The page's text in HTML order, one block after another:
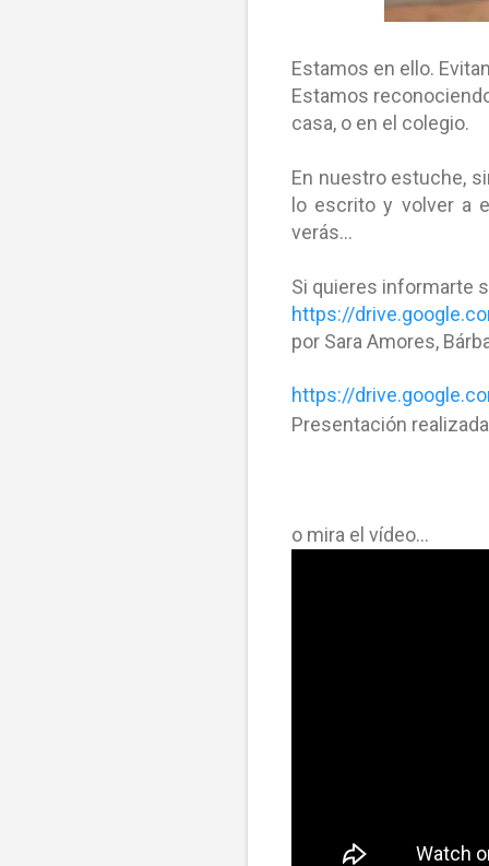
Estamos en ello.
Estamos
casa, o en el colegio.
En nuestro estuche,
lo escrito y volver a
verás...
Si quieres informarte
https://
por Sara Amores,
https://
Presentación
o mira el vídeo...